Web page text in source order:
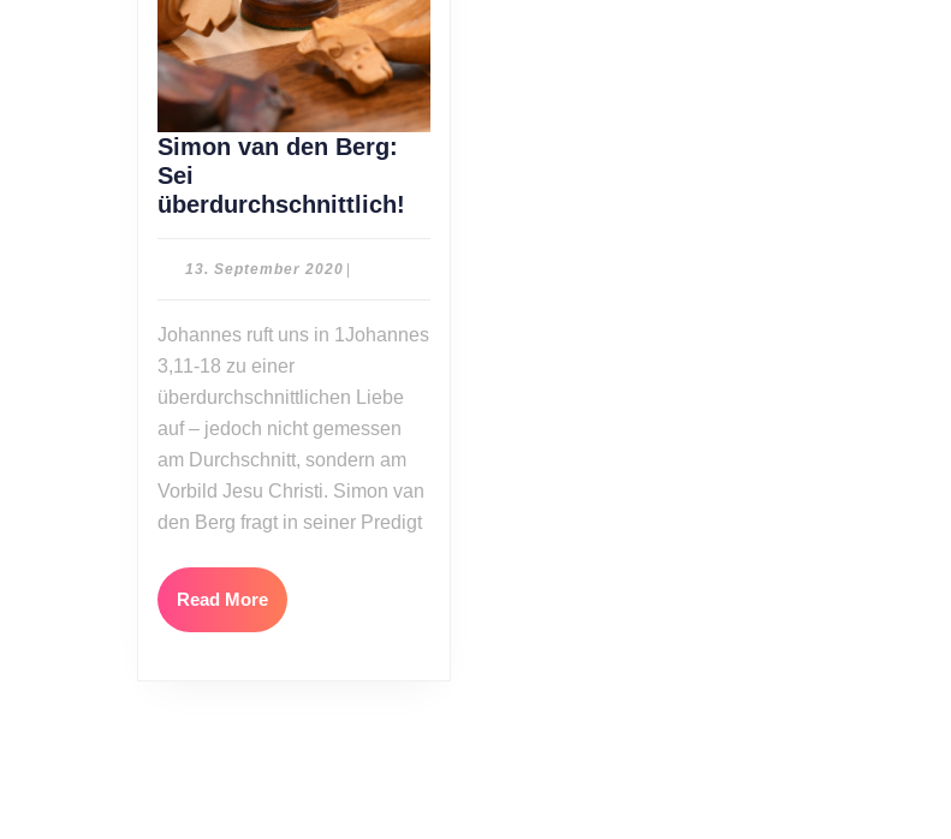
Simon van den Berg:
Sei
überdurchschnittlich!
überdurchschnittlich!
13. September 2020 13.
Johannes ruft uns in 1Johannes
3,11-18 zu einer
überdurchschnittlichen Liebe
auf – jedoch nicht gemessen
am Durchschnitt, sondern am
Vorbild Jesu Christi. Simon van
den Berg fragt in seiner Predigt
Read MoreRead
More